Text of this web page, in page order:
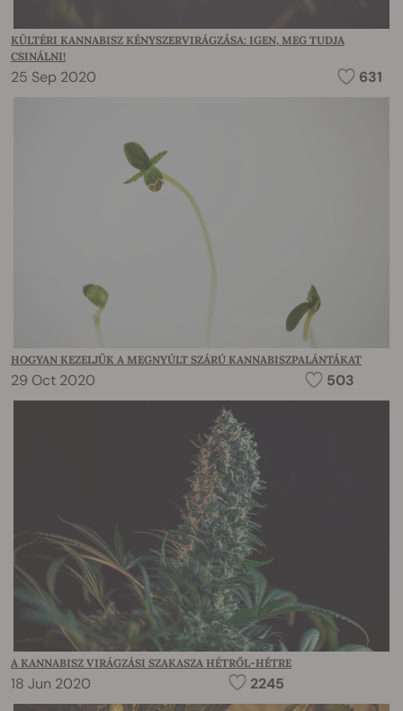
KÜLTÉRI KANNABISZ KÉNYSZERVIRÁGZÁSA: IGEN, MEG TUDJA
CSINÁLNI!
25 Sep 2020 631
HOGYAN KEZELJÜK A MEGNYÚLT SZÁRÚ KANNABISZPALÁNTÁKAT
29 Oct 2020 503
A KANNABISZ VIRÁGZÁSI SZAKASZA HÉTRŐL-HÉTRE
18 Jun 2020 2245